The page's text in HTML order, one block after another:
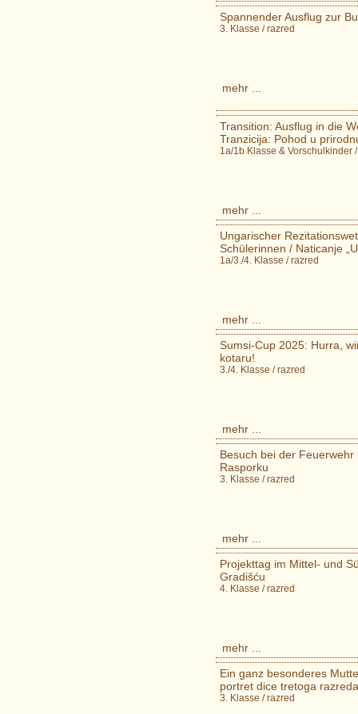
Spannender Ausflug zur
3. Klasse / razred
mehr ...
Transition: Ausflug in die
Tranzicija: Pohod u
1a/1b Klasse & Vorschulkinder
mehr ...
Ungarischer
Schülerinnen / Naticanje
1a/3./4. Klasse / razred
mehr ...
Sumsi-Cup 2025: Hurra,
kotaru!
3./4. Klasse / razred
mehr ...
Besuch bei der
Rasporku
3. Klasse / razred
mehr ...
Projekttag im Mittel- und
Gradišću
4. Klasse / razred
mehr ...
Ein ganz besonderes
portret dice tretoga razreda
3. Klasse / razred